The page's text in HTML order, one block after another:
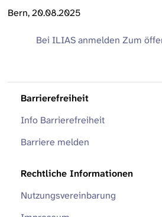
Bern, 20.08.2025
Bei ILIAS anmelden Zum
Barrierefreiheit
Info Barrierefreiheit
Barriere melden
Rechtliche Informationen
Nutzungsvereinbarung